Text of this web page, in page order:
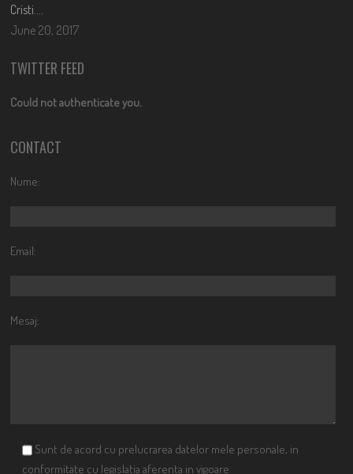
Cristi….
June 20, 2017
TWITTER FEED
Could not authenticate you.
CONTACT
Nume:
Email:
Mesaj:
Sunt de acord cu prelucrarea datelor mele personale, in
conformitate cu legislatia aferenta in vigoare